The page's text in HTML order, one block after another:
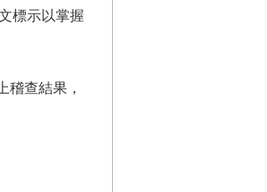
標示以掌握
查結果，